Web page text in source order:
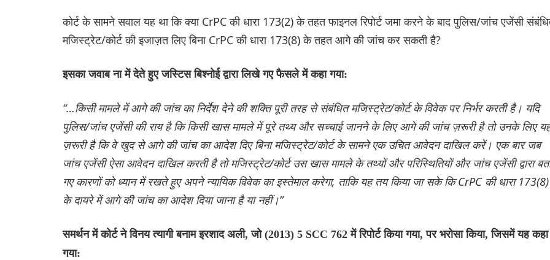
कोर्ट के सामने सवाल यह था कि क्या CrPC की धारा 173(2) के तहत फाइनल रिपोर्ट जमा करने के बाद पुलिस/जांच एजेंसी
मजिस्ट्रेट/कोर्ट की इजाज़त लिए बिना CrPC की धारा 173(8) के तहत आगे की जांच कर सकती है?
इसका जवाब ना में देते हुए जस्टिस बिश्नोई द्वारा लिखे गए फैसले में कहा गया:
“…किसी मामले में आगे की जांच का निर्देश देने की शक्ति पूरी तरह से संबंधित मजिस्ट्रेट/कोर्ट के विवेक पर निर्भर करती है। यदि
पुलिस/जांच एजेंसी की राय है कि किसी खास मामले में पूरे तथ्य और सच्चाई जानने के लिए आगे की जांच ज़रूरी है तो उनके लिए
ज़रूरी है कि वे खुद से आगे की जांच का आदेश दिए बिना मजिस्ट्रेट/कोर्ट के सामने एक उचित आवेदन दाखिल करें। एक बार जब
जांच एजेंसी ऐसा आवेदन दाखिल करती है तो मजिस्ट्रेट/कोर्ट उस खास मामले के तथ्यों और परिस्थितियों और जांच एजेंसी द्वारा
गए कारणों को ध्यान में रखते हुए अपने न्यायिक विवेक का इस्तेमाल करेगा, ताकि यह तय किया जा सके कि CrPC की धारा 173(8)
के दायरे में आगे की जांच का आदेश दिया जाना है या नहीं।”
समर्थन में कोर्ट ने विनय त्यागी बनाम इरशाद अली, जो (2013) 5 SCC 762 में रिपोर्ट किया गया, पर भरोसा किया, जिसमें यह कहा
गया: